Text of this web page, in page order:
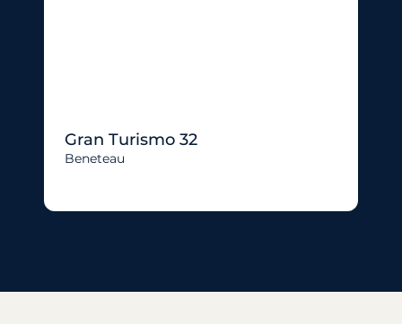
Gran Turismo 32
Beneteau